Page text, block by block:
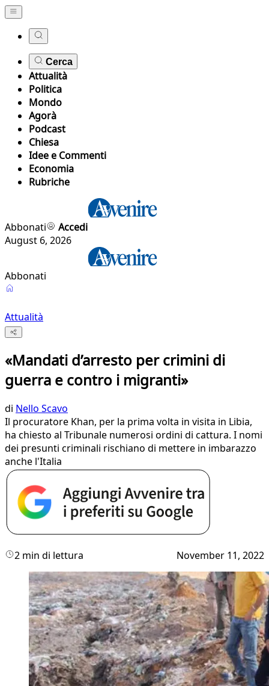
Cerca
Attualità
Politica
Mondo
Agorà
Podcast
Chiesa
Idee e Commenti
Economia
Rubriche
Abbonati
Accedi
August 6, 2026
Abbonati
Attualità
«Mandati d’arresto per crimini di
guerra e contro i migranti»
di Nello Scavo
Il procuratore Khan, per la prima volta in visita in Libia,
ha chiesto al Tribunale numerosi ordini di cattura. I nomi
dei presunti criminali rischiano di mettere in imbarazzo
anche l'Italia
2 min di lettura November 11, 2022